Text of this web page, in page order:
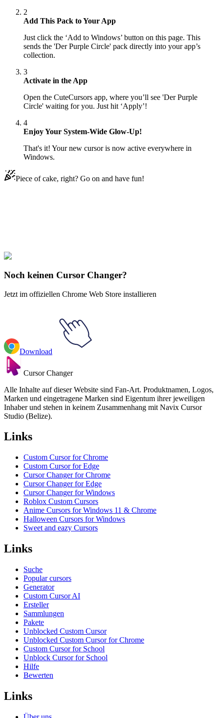
2
Add This Pack to Your App
Just click the ‘Add to Windows’ button on this page. This
sends the 'Der Purple Circle' pack directly into your app’s
collection.
3
Activate in the App
Open the CuteCursors app, where you’ll see 'Der Purple
Circle' waiting for you. Just hit ‘Apply’!
4
Enjoy Your System-Wide Glow-Up!
That's it! Your new cursor is now active everywhere in
Windows.
Piece of cake, right? Go on and have fun!
Explore All Collections
Noch keinen Cursor Changer?
Jetzt im offiziellen Chrome Web Store installieren
Download
Cursor Changer
Alle Inhalte auf dieser Website sind Fan-Art. Produktnamen, Logos,
Marken und eingetragene Marken sind Eigentum ihrer jeweiligen
Inhaber und stehen in keinem Zusammenhang mit Navix Cursor
Studio (Belize).
Links
Custom Cursor for Chrome
Custom Cursor for Edge
Cursor Changer for Chrome
Cursor Changer for Edge
Cursor Changer for Windows
Roblox Custom Cursors
Anime Cursors for Windows 11 & Chrome
Halloween Cursors for Windows
Sweet and eazy Cursors
Links
Suche
Popular cursors
Generator
Custom Cursor AI
Ersteller
Sammlungen
Pakete
Unblocked Custom Cursor
Unblocked Custom Cursor for Chrome
Custom Cursor for School
Unblock Cursor for School
Hilfe
Bewerten
Links